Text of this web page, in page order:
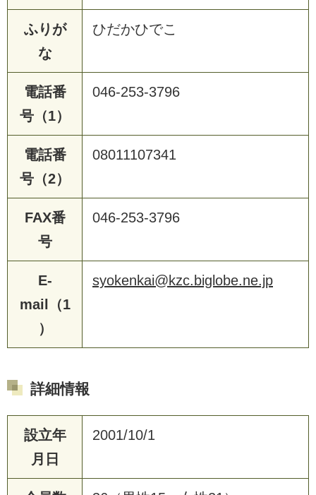
ふりが
な
ひだかひでこ
電話番
号（1）
046-253-3796
電話番
号（2）
08011107341
FAX番
号
046-253-3796
E-
mail（1
）
syokenkai@kzc.biglobe.ne.jp
詳細情報
設立年
月日
2001/10/1